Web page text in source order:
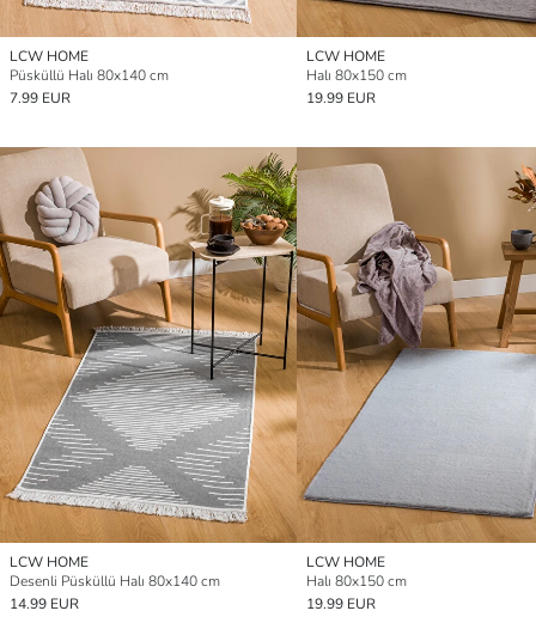
LCW HOME
Püsküllü Halı 80x140 cm
7.99 EUR
LCW HOME
Halı 80x150 cm
19.99 EUR
LCW HOME
Desenli Püsküllü Halı 80x140 cm
14.99 EUR
LCW HOME
Halı 80x150 cm
19.99 EUR